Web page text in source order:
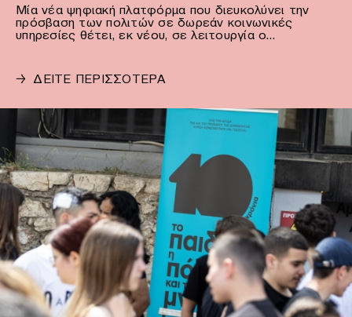
Μία νέα ψηφιακή πλατφόρμα που διευκολύνει την
πρόσβαση των πολιτών σε δωρεάν κοινωνικές
υπηρεσίες θέτει, εκ νέου, σε λειτουργία ο…
→ ΔΕΙΤΕ ΠΕΡΙΣΣΟΤΕΡΑ